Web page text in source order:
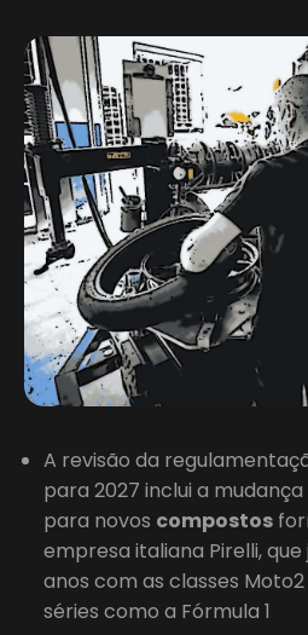
A revisão da
para 2027 inclui a
para novos compostos
empresa italiana Pirelli,
anos com as classes
séries como a Fórmula 1